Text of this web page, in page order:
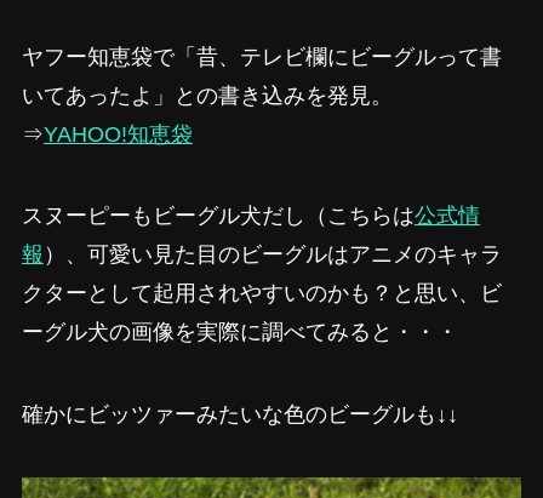
ヤフー知恵袋で「昔、テレビ欄にビーグルって書
いてあったよ」との書き込みを発見。
⇒YAHOO!知恵袋
スヌーピーもビーグル犬だし（こちらは公式情
報 ）、可愛い見た目のビーグルはアニメのキャラ
クターとして起用されやすいのかも？と思い、ビ
ーグル犬の画像を実際に調べてみると・・・
確かにビッツァーみたいな色のビーグルも↓↓